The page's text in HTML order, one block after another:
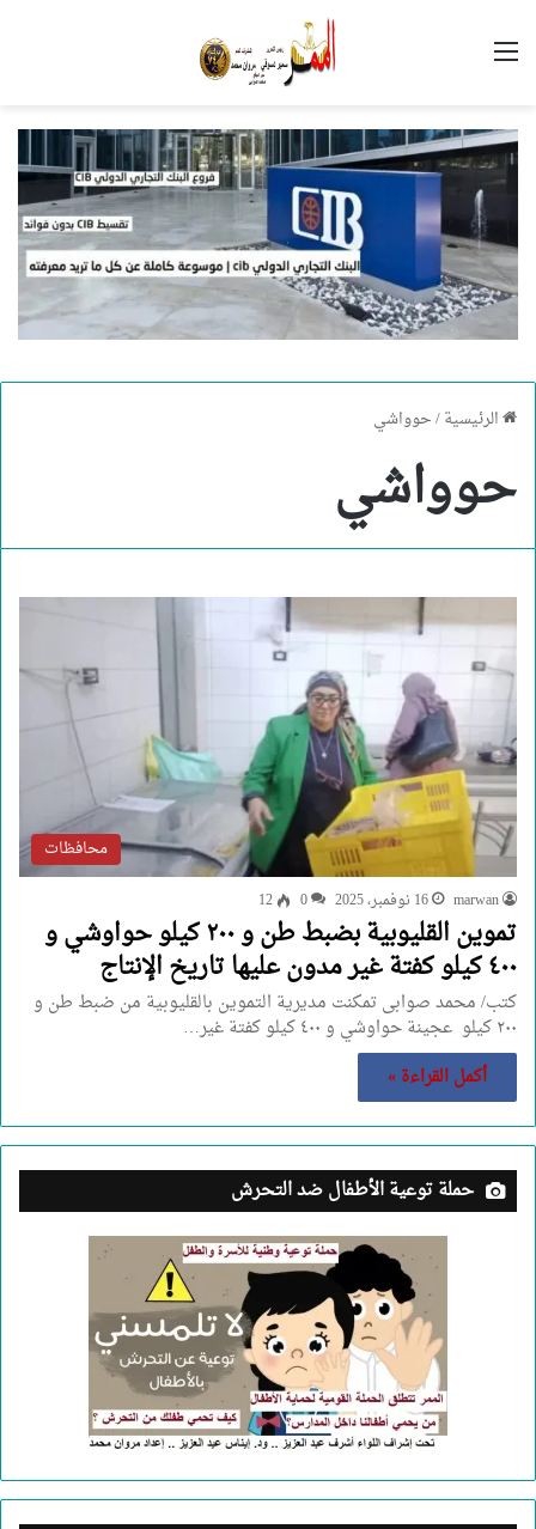
القائمة
الرئيسية/حوواشي
حوواشي
محافظات
marwan 16 نوفمبر، 2025 0
12
تموين القليوبية بضبط طن و ٢٠٠ كيلو حواوشي و
٤٠٠ كيلو كفتة غير مدون عليها تاريخ الإنتاج
كتب/ محمد صوابى تمكنت مديرية التموين بالقليوبية من ضبط طن و
٢٠٠ كيلو عجينة حواوشي و ٤٠٠ كيلو كفتة غير…
أكمل القراءة »
حملة توعية الأطفال ضد التحرش